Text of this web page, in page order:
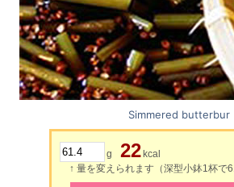
Simmered butterbur
g 22 kcal
↑ 量を変えられます（深型小鉢1杯で